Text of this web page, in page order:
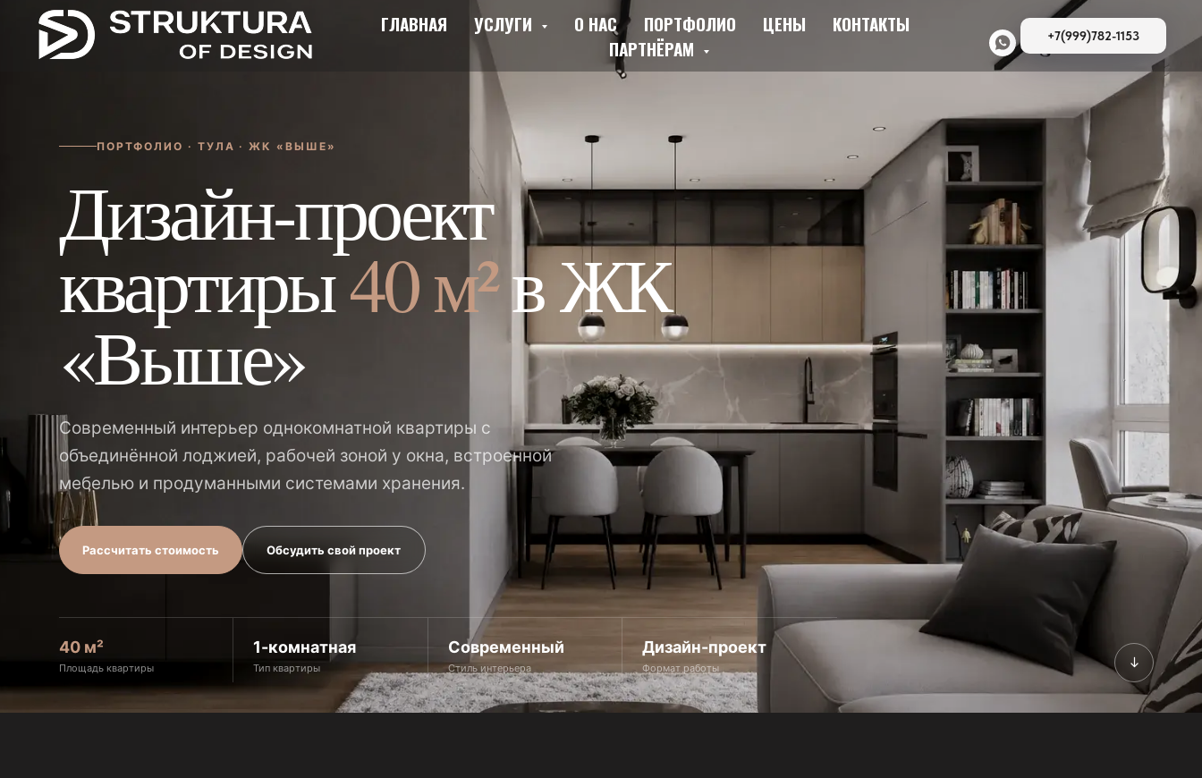
ГЛАВНАЯ УСЛУГИ О НАС ПОРТФОЛИО ЦЕНЫ
КОНТАКТЫ
ПАРТНЁРАМ
+7(999)782-1153
ПОРТФОЛИО · ТУЛА · ЖК «ВЫШЕ»
Дизайн-проект
квартиры40 м²в ЖК
«Выше»
Современный интерьер однокомнатной квартиры с
объединённой лоджией, рабочей зоной у окна, встроенной
мебелью и продуманными системами хранения.
Рассчитать стоимость Обсудить свой проект
40 м²
Площадь квартиры
1-комнатная
Тип квартиры
Современный
Стиль интерьера
Дизайн-проект
Формат работы